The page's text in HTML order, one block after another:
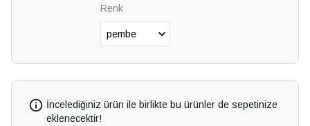
Renk
İncelediğiniz ürün ile birlikte bu ürünler de sepetinize
eklenecektir!